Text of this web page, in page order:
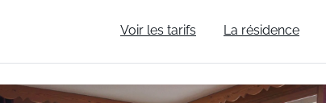
Voir les tarifs La résidence